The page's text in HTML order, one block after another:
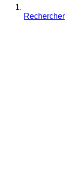
Rechercher